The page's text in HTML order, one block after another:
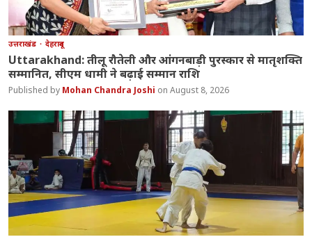
उत्तराखंड देहरादून
Uttarakhand: तीलू रौतेली और आंगनबाड़ी पुरस्कार से मातृशक्ति
सम्मानित, सीएम धामी ने बढ़ाई सम्मान राशि
Mohan Chandra Joshi August 8, 2026